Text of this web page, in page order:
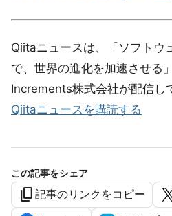
Qiitaニュースは、「ソフトウ
で、世界の進化を加速させる
Increments株式会社が配信し
Qiitaニュースを購読する
この記事をシェア
content_copy 記事のリンクをコピー